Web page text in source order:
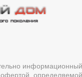
офертой,